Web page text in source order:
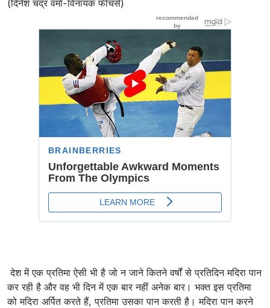
(दिनेश चंद्र वर्मा-विनायक फीचर्स)
देश में एक प्रतिमा ऐसी भी है जो न जाने कितने वर्षों से प्रतिदिन मदिरा पान
कर रही है और वह भी दिन में एक बार नहीं अनेक बार। भक्त इस प्रतिमा
को मदिरा अर्पित करते हैं, प्रतिमा उसका पान करती है। मदिरा पान करने